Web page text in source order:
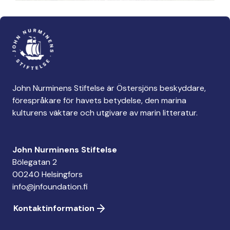
John Nurminens Stiftelse är Östersjöns beskyddare,
förespråkare för havets betydelse, den marina
kulturens väktare och utgivare av marin litteratur.
John Nurminens Stiftelse
Bölegatan 2
00240 Helsingfors
info@jnfoundation.fi
Kontaktinformation